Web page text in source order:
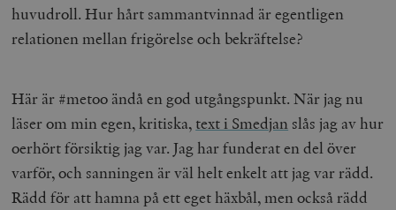
huvudroll. Hur hårt sammantvinnad är egentligen
relationen mellan frigörelse och bekräftelse?
Här är #metoo ändå en god utgångspunkt. När jag nu
läser om min egen, kritiska, text i Smedjan slås jag av hur
oerhört försiktig jag var. Jag har funderat en del över
varför, och sanningen är väl helt enkelt att jag var rädd.
Rädd för att hamna på ett eget häxbål, men också rädd